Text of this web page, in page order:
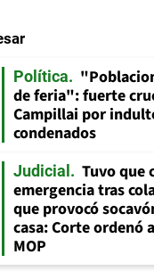
Política
de feria": fuerte
Campillai por
condenados
Judicial
Tuvo que
emergencia tras
que provocó
casa: Corte ordenó
MOP